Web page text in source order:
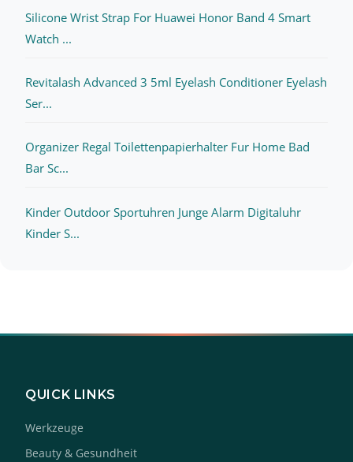
Silicone Wrist Strap For Huawei Honor Band 4 Smart
Watch ...
Revitalash Advanced 3 5ml Eyelash Conditioner Eyelash
Ser...
Organizer Regal Toilettenpapierhalter Fur Home Bad
Bar Sc...
Kinder Outdoor Sportuhren Junge Alarm Digitaluhr
Kinder S...
QUICK LINKS
Werkzeuge
Beauty & Gesundheit